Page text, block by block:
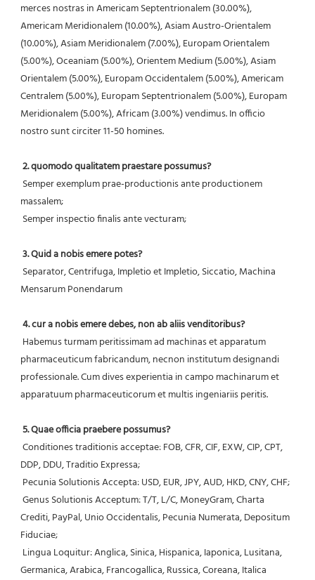
merces nostras in Americam Septentrionalem (30.00%),
Americam Meridionalem (10.00%), Asiam Austro-Orientalem
(10.00%), Asiam Meridionalem (7.00%), Europam Orientalem
(5.00%), Oceaniam (5.00%), Orientem Medium (5.00%), Asiam
Orientalem (5.00%), Europam Occidentalem (5.00%), Americam
Centralem (5.00%), Europam Septentrionalem (5.00%), Europam
Meridionalem (5.00%), Africam (3.00%) vendimus. In officio
nostro sunt circiter 11-50 homines.
2. quomodo qualitatem praestare possumus?
massalem;
Semper inspectio finalis ante vecturam;
3. Quid a nobis emere potes?
Mensarum Ponendarum
4. cur a nobis emere debes, non ab aliis venditoribus?
pharmaceuticum fabricandum, necnon institutum designandi
professionale. Cum dives experientia in campo machinarum et
apparatuum pharmaceuticorum et multis ingeniariis peritis.
5. Quae officia praebere possumus?
DDP, DDU, Traditio Expressa;
Pecunia Solutionis Accepta: USD, EUR, JPY, AUD, HKD, CNY, CHF;
Crediti, PayPal, Unio Occidentalis, Pecunia Numerata, Depositum
Fiduciae;
Germanica, Arabica, Francogallica, Russica, Coreana, Italica